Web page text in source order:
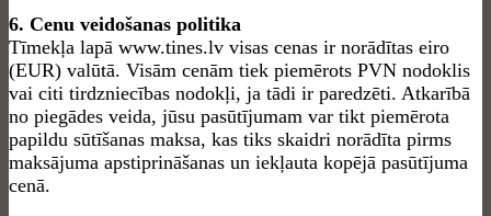
6. Cenu veidošanas politika
Tīmekļa lapā www.tines.lv visas cenas ir norādītas eiro
(EUR) valūtā. Visām cenām tiek piemērots PVN nodoklis
vai citi tirdzniecības nodokļi, ja tādi ir paredzēti. Atkarībā
no piegādes veida, jūsu pasūtījumam var tikt piemērota
papildu sūtīšanas maksa, kas tiks skaidri norādīta pirms
maksājuma apstiprināšanas un iekļauta kopējā pasūtījuma
cenā.